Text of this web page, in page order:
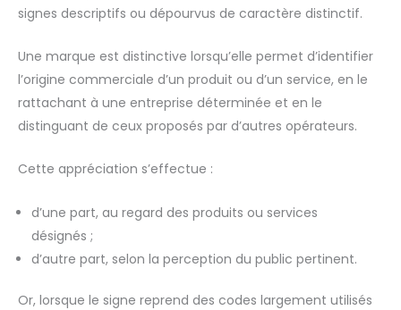
signes descriptifs ou dépourvus de caractère distinctif.
Une marque est distinctive lorsqu’elle permet d’identifier
l’origine commerciale d’un produit ou d’un service, en le
rattachant à une entreprise déterminée et en le
distinguant de ceux proposés par d’autres opérateurs.
Cette appréciation s’effectue :
d’une part, au regard des produits ou services
désignés ;
d’autre part, selon la perception du public pertinent.
Or, lorsque le signe reprend des codes largement utilisés